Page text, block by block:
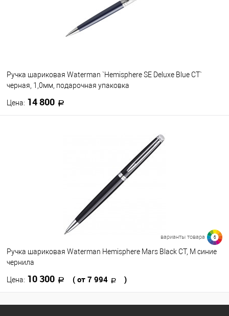
Ручка шариковая Waterman `Hemisphere SE Deluxe Blue CT`
черная, 1,0мм, подарочная упаковка
Цена: 14 800
В наличии
варианты товара 6
Ручка шариковая Waterman Hemisphere Mars Black CT, M синие
чернила
Цена: 10 300 ( от 7 994 )